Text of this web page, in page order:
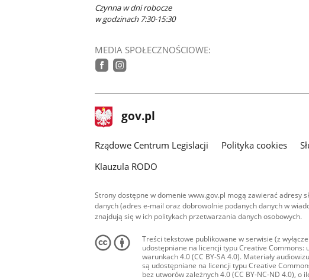
Czynna w dni robocze
w godzinach 7:30-15:30
MEDIA SPOŁECZNOŚCIOWE:
stopka
gov.pl Strona
gov.pl
Rządowe Centrum Legislacji Polityka cookies
Klauzula RODO
Strony dostępne w domenie www.gov.pl mogą zawierać adresy
danych (adres e-mail oraz dobrowolnie podanych danych w
znajdują się w ich politykach przetwarzania danych osobowych.
Treści tekstowe publikowane w serwisie (z
udostępniane na licencji typu Creative Commons:
warunkach 4.0 (CC BY-SA 4.0). Materiały
są udostępniane na licencji typu Creative
bez utworów zależnych 4.0 (CC BY-NC-ND 4.0), o